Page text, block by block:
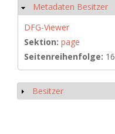
Ausblenden
Metadaten Besitzer
DFG-Viewer
Sektion: page
Seitenreihenfolge: 16
Anzeigen
Besitzer